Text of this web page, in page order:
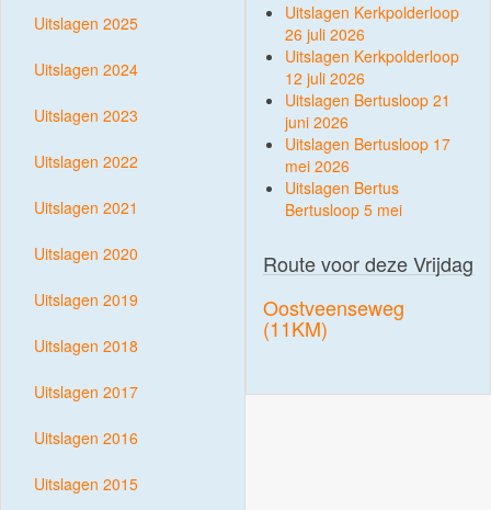
Uitslagen 2025
Uitslagen 2024
Uitslagen 2023
Uitslagen 2022
Uitslagen 2021
Uitslagen 2020
Uitslagen 2019
Uitslagen 2018
Uitslagen 2017
Uitslagen 2016
Uitslagen 2015
Uitslagen Kerkpolderloop
26 juli 2026
Uitslagen Kerkpolderloop
12 juli 2026
Uitslagen Bertusloop 21
juni 2026
Uitslagen Bertusloop 17
mei 2026
Uitslagen Bertus
Bertusloop 5 mei
Route voor deze Vrijdag
Oostveenseweg
(11KM)